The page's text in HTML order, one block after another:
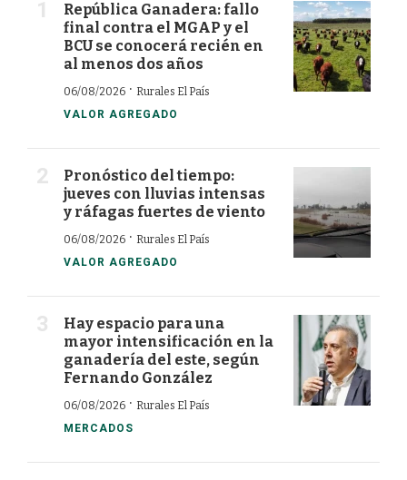
República Ganadera: fallo
final contra el MGAP y el
BCU se conocerá recién en
al menos dos años
06/08/2026 · Rurales El País
VALOR AGREGADO
Pronóstico del tiempo:
jueves con lluvias intensas
y ráfagas fuertes de viento
06/08/2026 · Rurales El País
VALOR AGREGADO
Hay espacio para una
mayor intensificación en la
ganadería del este, según
Fernando González
06/08/2026 · Rurales El País
MERCADOS